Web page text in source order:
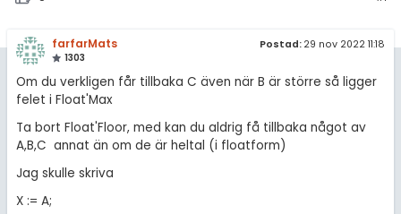
farfarMats
1303
Postad: 29 nov 2022 11:18
Om du verkligen får tillbaka C även när B är större så ligger
felet i Float'Max
Ta bort Float'Floor, med kan du aldrig få tillbaka något av
A,B,C annat än om de är heltal (i floatform)
Jag skulle skriva
X := A;